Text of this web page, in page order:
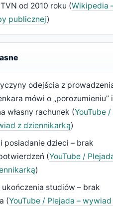
od 2010 roku (Wikipedia
publicznej)
odejścia z
mówi o „porozumieniu” i
własny rachunek (YouTube /
z dziennikarką)
posiadanie dzieci – brak
(YouTube /
)
ukończenia studiów – brak
(YouTube / Plejada – wywiad